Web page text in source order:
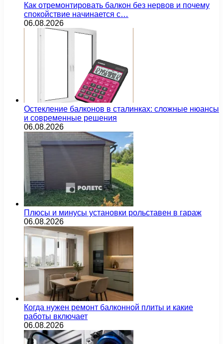
Как отремонтировать балкон без нервов и почему
спокойствие начинается с…
06.08.2026
Остекление балконов в сталинках: сложные нюансы
и современные решения
06.08.2026
Плюсы и минусы установки рольставен в гараж
06.08.2026
Когда нужен ремонт балконной плиты и какие
работы включает
06.08.2026